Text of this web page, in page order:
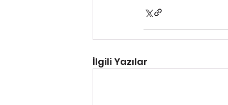
İlgili Yazılar